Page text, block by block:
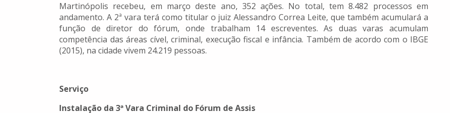
Martinópolis recebeu, em março deste ano, 352 ações. No total, tem 8.482 processos em
andamento. A 2ª vara terá como titular o juiz Alessandro Correa Leite, que também acumulará a
função de diretor do fórum, onde trabalham 14 escreventes. As duas varas acumulam
competência das áreas cível, criminal, execução fiscal e infância. Também de acordo com o IBGE
(2015), na cidade vivem 24.219 pessoas.
Serviço
Instalação da 3ª Vara Criminal do Fórum de Assis